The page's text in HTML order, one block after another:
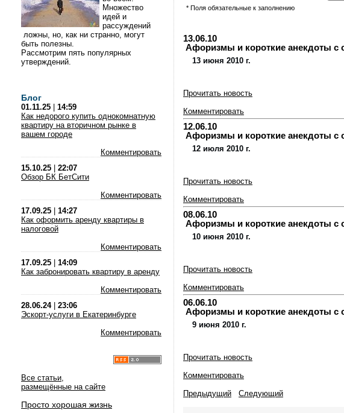
Множество
идей и
рассуждений
ложны, но, как ни странно, могут
быть полезны.
Рассмотрим пять популярных
утверждений.
Блог
01.11.25
14:59
Как недорого купить однокомнатную
квартиру на вторичном рынке в
вашем городе
Комментировать
15.10.25
22:07
Обзор БК БетСити
Комментировать
17.09.25
14:27
Как оформить аренду квартиры в
налоговой
Комментировать
17.09.25
14:09
Как забронировать квартиру в аренду
Комментировать
28.06.24| 23:06
Эскорт-услуги в Екатеринбурге
Комментировать
Все статьи,
размещённые на сайте
Просто хорошая жизнь
* Поля обязательные к заполнению
13.06.10
Афоризмы и короткие анекдоты с
13 июня 2010 г.
Прочитать новость
Комментировать
12.06.10
Афоризмы и короткие анекдоты с
12 июля 2010 г.
Прочитать новость
Комментировать
08.06.10
Афоризмы и короткие анекдоты с
10 июня 2010 г.
Прочитать новость
Комментировать
06.06.10
Афоризмы и короткие анекдоты с
9 июня 2010 г.
Прочитать новость
Комментировать
Предыдущий
Следующий